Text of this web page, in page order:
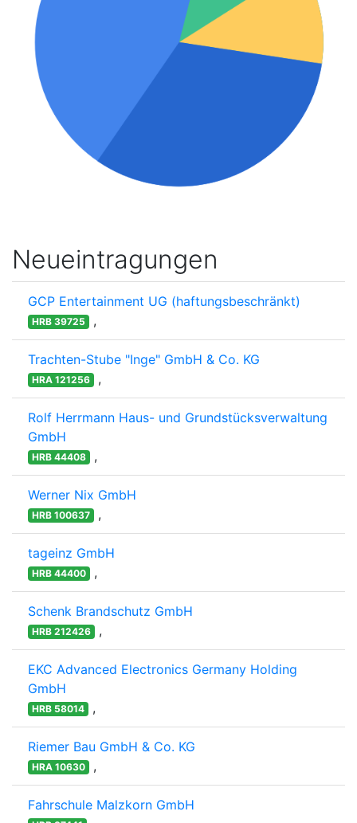
Neueintragungen
GCP Entertainment UG (haftungsbeschränkt)
HRB 39725 ,
Trachten-Stube "Inge" GmbH & Co. KG
HRA 121256 ,
Rolf Herrmann Haus- und Grundstücksverwaltung
GmbH
HRB 44408 ,
Werner Nix GmbH
HRB 100637 ,
tageinz GmbH
HRB 44400 ,
Schenk Brandschutz GmbH
HRB 212426 ,
EKC Advanced Electronics Germany Holding
GmbH
HRB 58014 ,
Riemer Bau GmbH & Co. KG
HRA 10630 ,
Fahrschule Malzkorn GmbH